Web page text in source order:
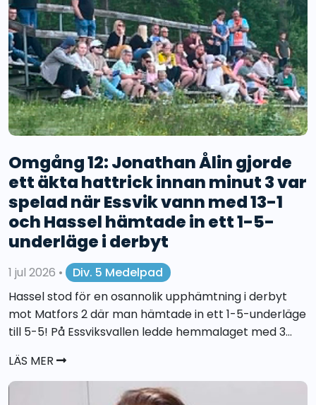
Omgång 12: Jonathan Ålin gjorde
ett äkta hattrick innan minut 3 var
spelad när Essvik vann med 13-1
och Hassel hämtade in ett 1-5-
underläge i derbyt
1 jul 2026 •
Div. 5 Medelpad
Hassel stod för en osannolik upphämtning i derbyt
mot Matfors 2 där man hämtade in ett 1-5-underläge
till 5-5! På Essviksvallen ledde hemmalaget med 3...
LÄS MER